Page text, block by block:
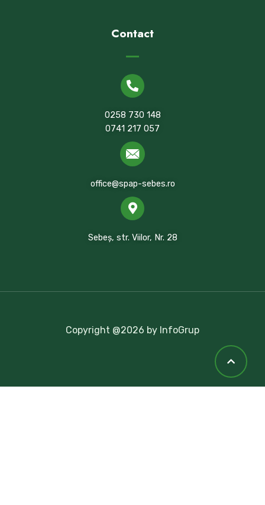
Contact
0258 730 148
0741 217 057
office@spap-sebes.ro
Sebeș, str. Viilor, Nr. 28
Copyright @2026 by InfoGrup